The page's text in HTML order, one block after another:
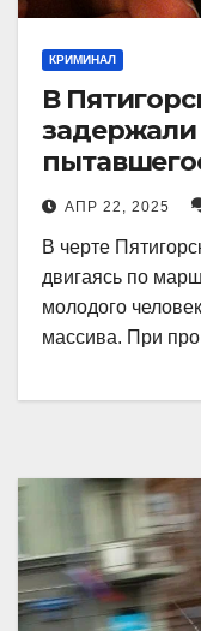
КРИМИНАЛ
В
задержали
АПР 22, 2025
В черте
двигаясь по
молодого
массива. При